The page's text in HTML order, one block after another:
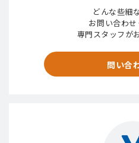
どんな些細
お問い合わせ
専門スタッフが
問い合